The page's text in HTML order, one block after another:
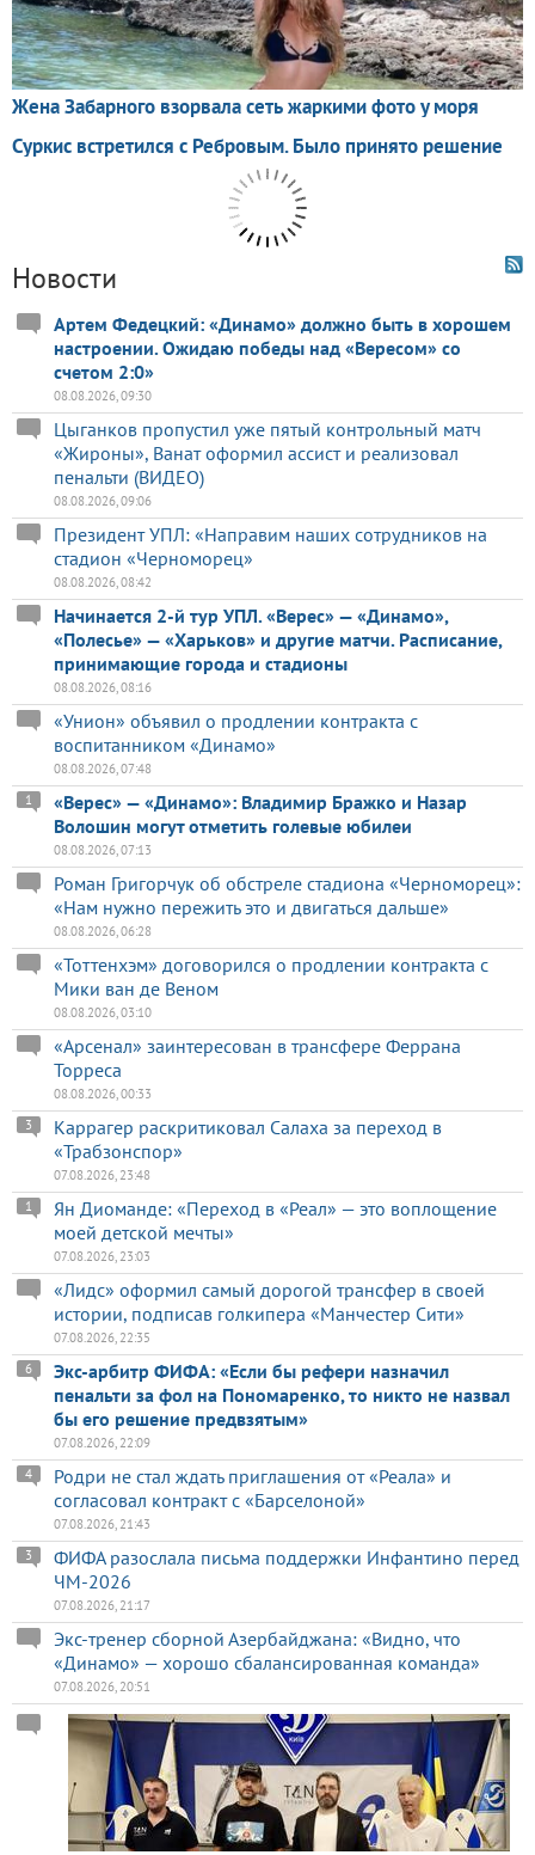
Новости
Артем Федецкий: «Динамо» должно быть в хорошем
настроении. Ожидаю победы над «Вересом» со
счетом 2:0»
08.08.2026, 09:30
Цыганков пропустил уже пятый контрольный матч
«Жироны», Ванат оформил ассист и реализовал
пенальти (ВИДЕО)
08.08.2026, 09:06
Президент УПЛ: «Направим наших сотрудников на
стадион «Черноморец»
08.08.2026, 08:42
Начинается 2-й тур УПЛ. «Верес» — «Динамо»,
«Полесье» — «Харьков» и другие матчи. Расписание,
принимающие города и стадионы
08.08.2026, 08:16
«Унион» объявил о продлении контракта с
воспитанником «Динамо»
08.08.2026, 07:48
«Верес» — «Динамо»: Владимир Бражко и Назар
Волошин могут отметить голевые юбилеи
1
08.08.2026, 07:13
Роман Григорчук об обстреле стадиона «Черноморец»:
«Нам нужно пережить это и двигаться дальше»
08.08.2026, 06:28
«Тоттенхэм» договорился о продлении контракта с
Мики ван де Веном
08.08.2026, 03:10
«Арсенал» заинтересован в трансфере Феррана
Торреса
08.08.2026, 00:33
Каррагер раскритиковал Салаха за переход в
«Трабзонспор»
3
07.08.2026, 23:48
Ян Диоманде: «Переход в «Реал» — это воплощение
моей детской мечты»
1
07.08.2026, 23:03
«Лидс» оформил самый дорогой трансфер в своей
истории, подписав голкипера «Манчестер Сити»
07.08.2026, 22:35
Экс-арбитр ФИФА: «Если бы рефери назначил
пенальти за фол на Пономаренко, то никто не назвал
бы его решение предвзятым»
6
07.08.2026, 22:09
Родри не стал ждать приглашения от «Реала» и
согласовал контракт с «Барселоной»
4
07.08.2026, 21:43
ФИФА разослала письма поддержки Инфантино перед
ЧМ-2026
3
07.08.2026, 21:17
Экс-тренер сборной Азербайджана: «Видно, что
«Динамо» — хорошо сбалансированная команда»
07.08.2026, 20:51